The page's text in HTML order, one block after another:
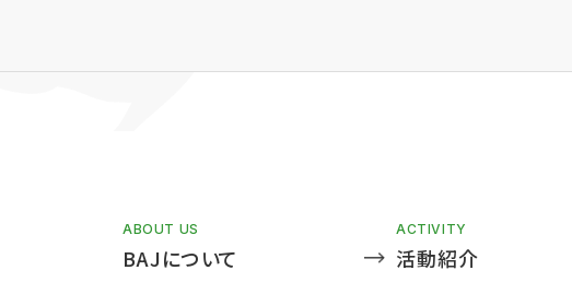
ABOUT US
BAJについて
ACTIVITY
活動紹介